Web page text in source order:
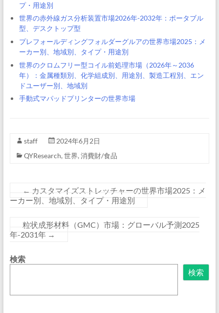
プ・用途別
世界の赤外線ガス分析装置市場2026年-2032年：ポータブル
型、デスクトップ型
プレフォールディングフォルダーグルアの世界市場2025：メ
ーカー別、地域別、タイプ・用途別
世界のクロムフリー型コイル前処理市場（2026年～2036
年）：金属種類別、化学組成別、用途別、製造工程別、エン
ドユーザー別、地域別
手動式マパッドプリンターの世界市場
staff
2024年6月2日
QYResearch, 世界, 消費財/食品
← カスタマイズストレッチャーの世界市場2025：メ
ーカー別、地域別、タイプ・用途別
粒状成形材料（GMC）市場：グローバル予測2025
年-2031年 →
検索
検索